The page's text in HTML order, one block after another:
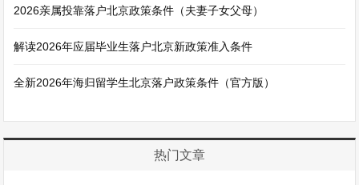
2026亲属投靠落户北京政策条件（夫妻子女父母）
解读2026年应届毕业生落户北京新政策准入条件
全新2026年海归留学生北京落户政策条件（官方版）
热门文章